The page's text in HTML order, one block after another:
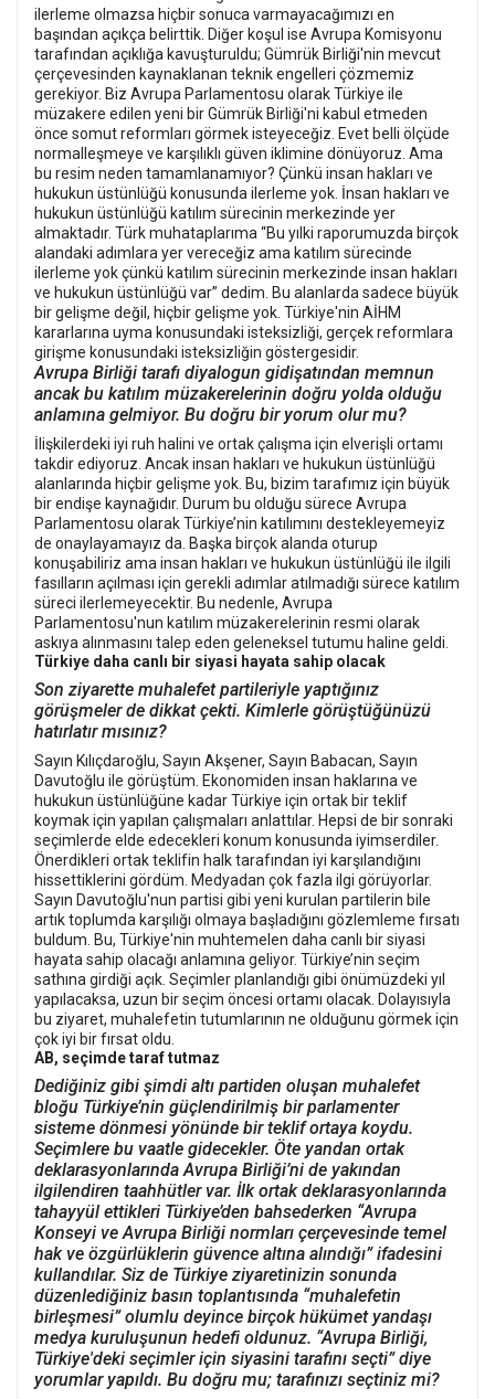
ilerleme olmazsa hiçbir sonuca varmayacağımızı en
başından açıkça belirttik. Diğer koşul ise Avrupa Komisyonu
tarafından açıklığa kavuşturuldu; Gümrük Birliği'nin mevcut
çerçevesinden kaynaklanan teknik engelleri çözmemiz
gerekiyor. Biz Avrupa Parlamentosu olarak Türkiye ile
müzakere edilen yeni bir Gümrük Birliği'ni kabul etmeden
önce somut reformları görmek isteyeceğiz. Evet belli ölçüde
normalleşmeye ve karşılıklı güven iklimine dönüyoruz. Ama
bu resim neden tamamlanamıyor? Çünkü insan hakları ve
hukukun üstünlüğü konusunda ilerleme yok. İnsan hakları ve
hukukun üstünlüğü katılım sürecinin merkezinde yer
almaktadır. Türk muhataplarıma “Bu yılki raporumuzda birçok
alandaki adımlara yer vereceğiz ama katılım sürecinde
ilerleme yok çünkü katılım sürecinin merkezinde insan hakları
ve hukukun üstünlüğü var” dedim. Bu alanlarda sadece büyük
bir gelişme değil, hiçbir gelişme yok. Türkiye'nin AİHM
kararlarına uyma konusundaki isteksizliği, gerçek reformlara
girişme konusundaki isteksizliğin göstergesidir.
Avrupa Birliği tarafı diyalogun gidişatından memnun
ancak bu katılım müzakerelerinin doğru yolda olduğu
anlamına gelmiyor. Bu doğru bir yorum olur mu?
İlişkilerdeki iyi ruh halini ve ortak çalışma için elverişli ortamı
takdir ediyoruz. Ancak insan hakları ve hukukun üstünlüğü
alanlarında hiçbir gelişme yok. Bu, bizim tarafımız için büyük
bir endişe kaynağıdır. Durum bu olduğu sürece Avrupa
Parlamentosu olarak Türkiye’nin katılımını destekleyemeyiz
de onaylayamayız da. Başka birçok alanda oturup
konuşabiliriz ama insan hakları ve hukukun üstünlüğü ile ilgili
fasılların açılması için gerekli adımlar atılmadığı sürece katılım
süreci ilerlemeyecektir. Bu nedenle, Avrupa
Parlamentosu'nun katılım müzakerelerinin resmi olarak
askıya alınmasını talep eden geleneksel tutumu haline geldi.
Türkiye daha canlı bir siyasi hayata sahip olacak
Son ziyarette muhalefet partileriyle yaptığınız
görüşmeler de dikkat çekti. Kimlerle görüştüğünüzü
hatırlatır mısınız?
Sayın Kılıçdaroğlu, Sayın Akşener, Sayın Babacan, Sayın
Davutoğlu ile görüştüm. Ekonomiden insan haklarına ve
hukukun üstünlüğüne kadar Türkiye için ortak bir teklif
koymak için yapılan çalışmaları anlattılar. Hepsi de bir sonraki
seçimlerde elde edecekleri konum konusunda iyimserdiler.
Önerdikleri ortak teklifin halk tarafından iyi karşılandığını
hissettiklerini gördüm. Medyadan çok fazla ilgi görüyorlar.
Sayın Davutoğlu'nun partisi gibi yeni kurulan partilerin bile
artık toplumda karşılığı olmaya başladığını gözlemleme fırsatı
buldum. Bu, Türkiye'nin muhtemelen daha canlı bir siyasi
hayata sahip olacağı anlamına geliyor. Türkiye’nin seçim
sathına girdiği açık. Seçimler planlandığı gibi önümüzdeki yıl
yapılacaksa, uzun bir seçim öncesi ortamı olacak. Dolayısıyla
bu ziyaret, muhalefetin tutumlarının ne olduğunu görmek için
çok iyi bir fırsat oldu.
AB, seçimde taraf tutmaz
Dediğiniz gibi şimdi altı partiden oluşan muhalefet
bloğu Türkiye’nin güçlendirilmiş bir parlamenter
sisteme dönmesi yönünde bir teklif ortaya koydu.
Seçimlere bu vaatle gidecekler. Öte yandan ortak
deklarasyonlarında Avrupa Birliği’ni de yakından
ilgilendiren taahhütler var. İlk ortak deklarasyonlarında
tahayyül ettikleri Türkiye’den bahsederken “Avrupa
Konseyi ve Avrupa Birliği normları çerçevesinde temel
hak ve özgürlüklerin güvence altına alındığı” ifadesini
kullandılar. Siz de Türkiye ziyaretinizin sonunda
düzenlediğiniz basın toplantısında “muhalefetin
birleşmesi” olumlu deyince birçok hükümet yandaşı
medya kuruluşunun hedefi oldunuz. “Avrupa Birliği,
Türkiye'deki seçimler için siyasini tarafını seçti” diye
yorumlar yapıldı. Bu doğru mu; tarafınızı seçtiniz mi?